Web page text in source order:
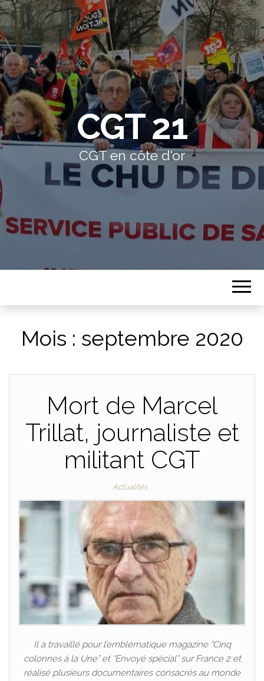
CGT 21
CGT en côte d'or
Mois : septembre 2020
Mort de Marcel
Trillat, journaliste et
militant CGT
Actualités
Il a travaillé pour l’emblématique magazine “Cinq
colonnes à la Une” et “Envoyé spécial” sur France 2 et
réalisé plusieurs documentaires consacrés au monde